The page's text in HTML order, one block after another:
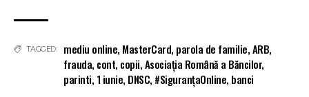
TAGGED: mediu online, MasterCard, parola de familie,ARB,
frauda, cont, copii,Asociația Română a Băncilor,
parinti, 1 iunie, DNSC, #SiguranțaOnline, banci